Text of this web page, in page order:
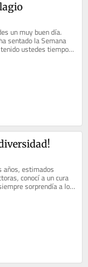
un muy buen día.
sentado la Semana
ustedes tiempo
O, en cambio, ¿les
años, estimados
conocí a un cura
sorprendía a los
inclusiva e